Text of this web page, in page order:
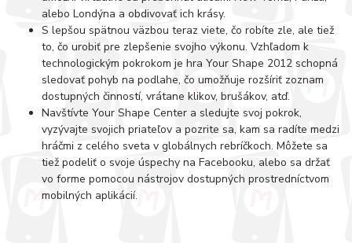
alebo Londýna a obdivovať ich krásy.
S lepšou spätnou väzbou teraz viete, čo robíte zle, ale tiež
to, čo urobiť pre zlepšenie svojho výkonu. Vzhľadom k
technologickým pokrokom je hra Your Shape 2012 schopná
sledovať pohyb na podlahe, čo umožňuje rozšíriť zoznam
dostupných činností, vrátane klikov, brušákov, atď.
Navštívte Your Shape Center a sledujte svoj pokrok,
vyzývajte svojich priateľov a pozrite sa, kam sa radíte medzi
hráčmi z celého sveta v globálnych rebríčkoch. Môžete sa
tiež podeliť o svoje úspechy na Facebooku, alebo sa držať
vo forme pomocou nástrojov dostupných prostredníctvom
mobilných aplikácií.